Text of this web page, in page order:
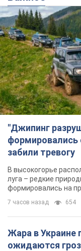
"Джипинг
формировались
забили тревогу
В высокогорье
луга – редкие
формировались на
7 часов назад 654
Жара в Украине
ожидаются